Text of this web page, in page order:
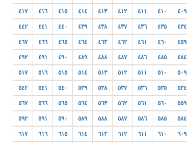
٤٠٩ ٤١٠ ٤١١ ٤١٢ ٤١٣ ٤١٤ ٤١٥ ٤١٦ ٤١٧
٤٣٤ ٤٣٥ ٤٣٦ ٤٣٧ ٤٣٨ ٤٣٩ ٤٤٠ ٤٤١ ٤٤٢
٤٥٩ ٤٦٠ ٤٦١ ٤٦٢ ٤٦٣ ٤٦٤ ٤٦٥ ٤٦٦ ٤٦٧
٤٨٤ ٤٨٥ ٤٨٦ ٤٨٧ ٤٨٨ ٤٨٩ ٤٩٠ ٤٩١ ٤٩٢
٥٠٩ ٥١٠ ٥١١ ٥١٢ ٥١٣ ٥١٤ ٥١٥ ٥١٦ ٥١٧
٥٣٤ ٥٣٥ ٥٣٦ ٥٣٧ ٥٣٨ ٥٣٩ ٥٤٠ ٥٤١ ٥٤٢
٥٥٩ ٥٦٠ ٥٦١ ٥٦٢ ٥٦٣ ٥٦٤ ٥٦٥ ٥٦٦ ٥٦٧
٥٨٤ ٥٨٥ ٥٨٦ ٥٨٧ ٥٨٨ ٥٨٩ ٥٩٠ ٥٩١ ٥٩٢
٦٠٩ ٦١٠ ٦١١ ٦١٢ ٦١٣ ٦١٤ ٦١٥ ٦١٦ ٦١٧